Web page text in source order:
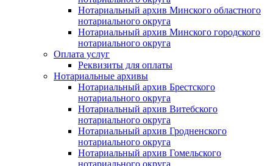
Нотариальный архив Минского областного
нотариального округа
Нотариальный архив Минского городского
нотариального округа
Оплата услуг
Реквизиты для оплаты
Нотариальные архивы
Нотариальный архив Брестского
нотариального округа
Нотариальный архив Витебского
нотариального округа
Нотариальный архив Гродненского
нотариального округа
Нотариальный архив Гомельского
нотариального округа